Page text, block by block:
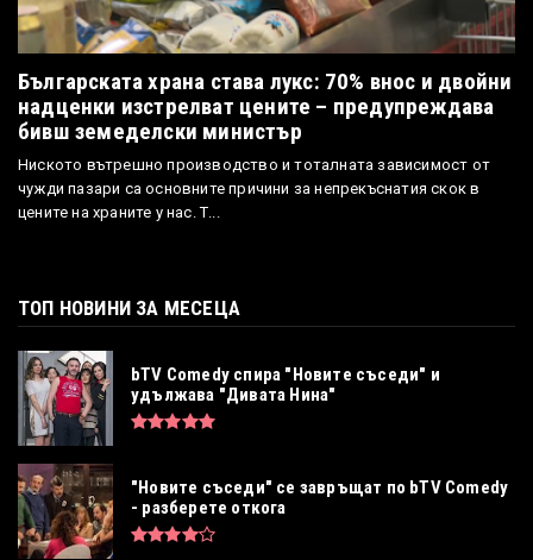
Българската храна става лукс: 70% внос и двойни
надценки изстрелват цените – предупреждава
бивш земеделски министър
Ниското вътрешно производство и тоталната зависимост от
чужди пазари са основните причини за непрекъснатия скок в
цените на храните у нас. Т...
ТОП НОВИНИ ЗА МЕСЕЦА
bTV Comedy спира "Новите съседи" и
удължава "Дивата Нина"
"Новите съседи" се завръщат по bTV Comedy
- разберете откога